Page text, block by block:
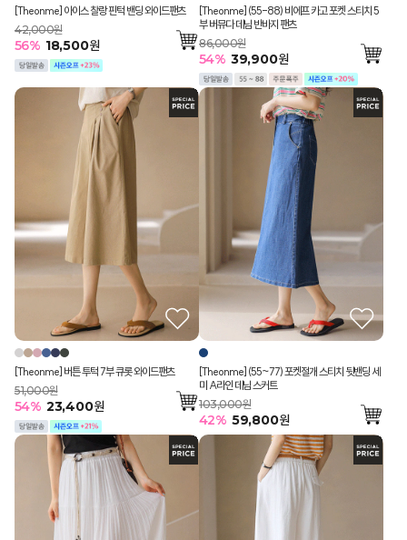
[Theonme] 아이스 찰랑 핀턱 밴딩 와이드팬츠
42,000원
56% 18,500원
[Theonme] (55-88) 비에프 카고 포켓 스티치 5
부 버뮤다 데님 반바지 팬츠
86,000원
54% 39,900원
[Theonme] 버튼 투턱 7부 큐롯 와이드팬츠
51,000원
54% 23,400원
[Theonme] (55~77) 포켓절개 스티치 뒷밴딩 세
미 A라인 데님 스커트
103,000원
42% 59,800원